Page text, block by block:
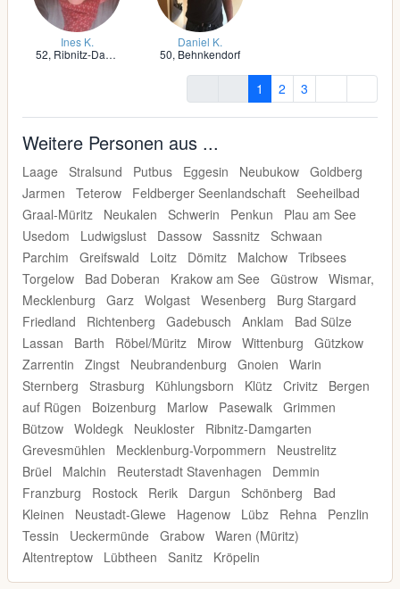
Ines K.
52, Ribnitz-Damgarten
Daniel K.
50, Behnkendorf
1 2 3
Weitere Personen aus ...
Laage Stralsund Putbus Eggesin Neubukow Goldberg
Jarmen
Teterow Feldberger Seenlandschaft Seeheilbad
Graal-Müritz
Neukalen Schwerin Penkun
Plau am See
Usedom
Ludwigslust Dassow Sassnitz Schwaan
Parchim
Greifswald Loitz Dömitz Malchow Tribsees
Torgelow
Bad Doberan Krakow am See Güstrow Wismar,
Mecklenburg
Garz Wolgast Wesenberg
Burg Stargard
Friedland
Richtenberg Gadebusch Anklam
Bad Sülze
Lassan
Barth Röbel/Müritz Mirow Wittenburg
Gützkow
Zarrentin
Zingst Neubrandenburg Gnoien
Warin
Sternberg
Strasburg Kühlungsborn Klütz Crivitz
Bergen
auf Rügen
Boizenburg Marlow Pasewalk Grimmen
Bützow Woldegk Neukloster
Ribnitz-Damgarten
Grevesmühlen
Mecklenburg-Vorpommern
Neustrelitz
Brüel
Malchin Reuterstadt Stavenhagen
Demmin
Franzburg
Rostock Rerik Dargun Schönberg
Bad
Kleinen
Neustadt-Glewe Hagenow Lübz Rehna
Penzlin
Tessin
Ueckermünde Grabow Waren (Müritz)
Altentreptow
Lübtheen Sanitz Kröpelin